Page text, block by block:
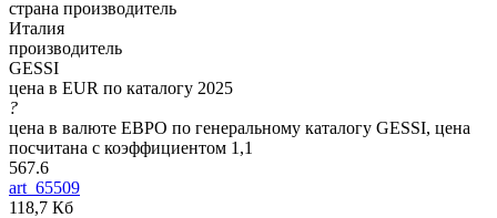
страна производитель
Италия
производитель
GESSI
цена в EUR по каталогу 2025
?
цена в валюте ЕВРО по генеральному каталогу GESSI, цена
посчитана с коэффициентом 1,1
567.6
art_65509
118,7 Кб